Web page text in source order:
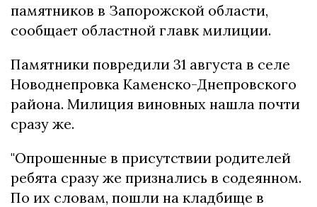
памятников в Запорожской области,
сообщает областной главк милиции.
Памятники повредили 31 августа в селе
Новоднепровка Каменско-Днепровского
района. Милиция виновных нашла почти
сразу же.
"Опрошенные в присутствии родителей
ребята сразу же признались в содеянном.
По их словам, пошли на кладбище в